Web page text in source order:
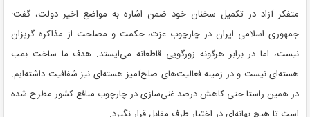
متفکر آزاد در تکمیل سخنان خود ضمن اشاره به مواضع اخیر دولت، گفت:
جمهوری اسلامی ایران در چارچوب عزت، حکمت و مصلحت از مذاکره گریزان
نیست، اما در برابر هرگونه زورگویی قاطعانه می‌ایستد. هدف ما ساخت بمب
هسته‌ای نیست و در زمینه فعالیت‌های صلح‌آمیز هسته‌ای نیز شفافیت داشته‌ایم.
در همین راستا حتی کاهش درصد غنی‌سازی در چارچوب منافع کشور مطرح شده